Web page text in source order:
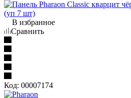
В избранное
Сравнить
Код: 00007174